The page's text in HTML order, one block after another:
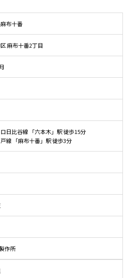
布十番
麻布十番2丁目
日比谷線 「六本木」駅 徒歩15分
線 「麻布十番」駅 徒歩3分
作所